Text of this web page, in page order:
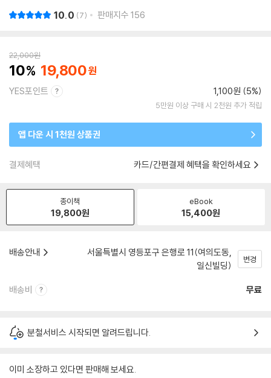
10.0 7 판매지수 156
22,000원
10 19,800
YES포인트 1,100원 (5%)
5만원 이상 구매 시 2천원 추가 적립
앱 다운 시 1천원 상품권
결제혜택 카드/간편결제 혜택을 확인하세요
종이책
19,800원
eBook
15,400원
배송안내
서울특별시 영등포구 은행로 11(여의도동,
일신빌딩)
변경
배송비 무료
분철서비스 시작되면 알려드립니다.
이미 소장하고 있다면 판매해 보세요.